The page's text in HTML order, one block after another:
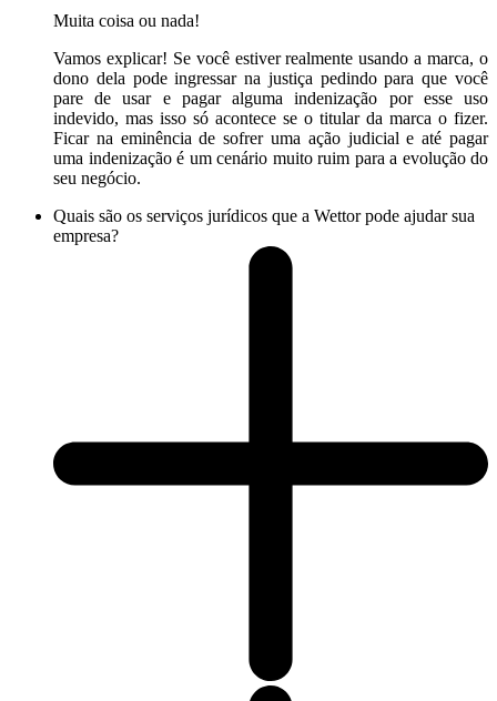
Muita coisa ou nada!
Vamos explicar! Se você estiver realmente usando a marca, o
dono dela pode ingressar na justiça pedindo para que você
pare de usar e pagar alguma indenização por esse uso
indevido, mas isso só acontece se o titular da marca o fizer.
Ficar na eminência de sofrer uma ação judicial e até pagar
uma indenização é um cenário muito ruim para a evolução do
seu negócio.
Quais são os serviços jurídicos que a Wettor pode ajudar sua
empresa?